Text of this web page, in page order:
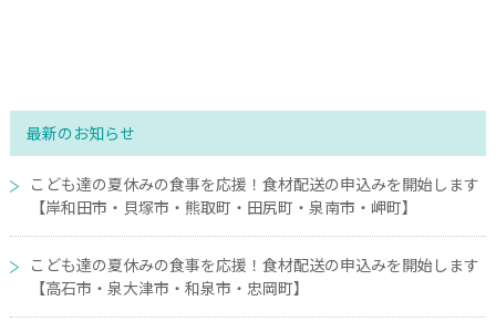
最新のお知らせ
こども達の夏休みの食事を応援！食材配送の申込みを開始します
【岸和田市・貝塚市・熊取町・田尻町・泉南市・岬町】
こども達の夏休みの食事を応援！食材配送の申込みを開始します
【高石市・泉大津市・和泉市・忠岡町】